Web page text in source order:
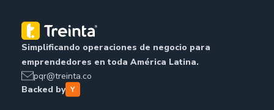
Simplificando operaciones de negocio para
emprendedores en toda América Latina.
pqr@treinta.co
Backed by